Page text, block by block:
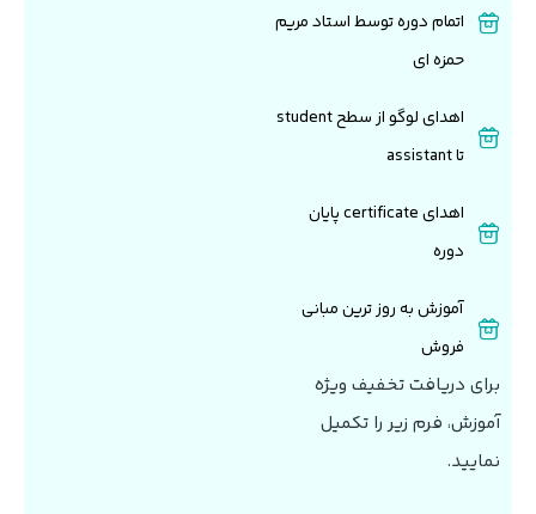
اتمام دوره توسط استاد مریم
حمزه ای
اهدای لوگو از سطح student
تا assistant
اهدای certificate پایان
دوره
آموزش به روز ترین مبانی
فروش
برای دریافت تخفیف ویژه
آموزش، فرم زیر را تکمیل
نمایید.